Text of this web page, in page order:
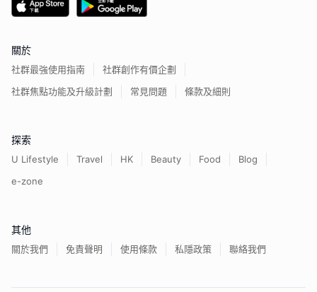
關於
社群最強使用指南
社群創作有價企劃
社群焦點功能及升級計劃
常見問題 條款及細則
探索
U Lifestyle Travel HK Beauty Food
Blog
e-zone
其他
關於我們 免責聲明 使用條款 私隱政策 聯絡我們